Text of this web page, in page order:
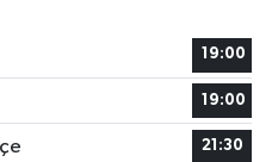
19:00
19:00
21:30